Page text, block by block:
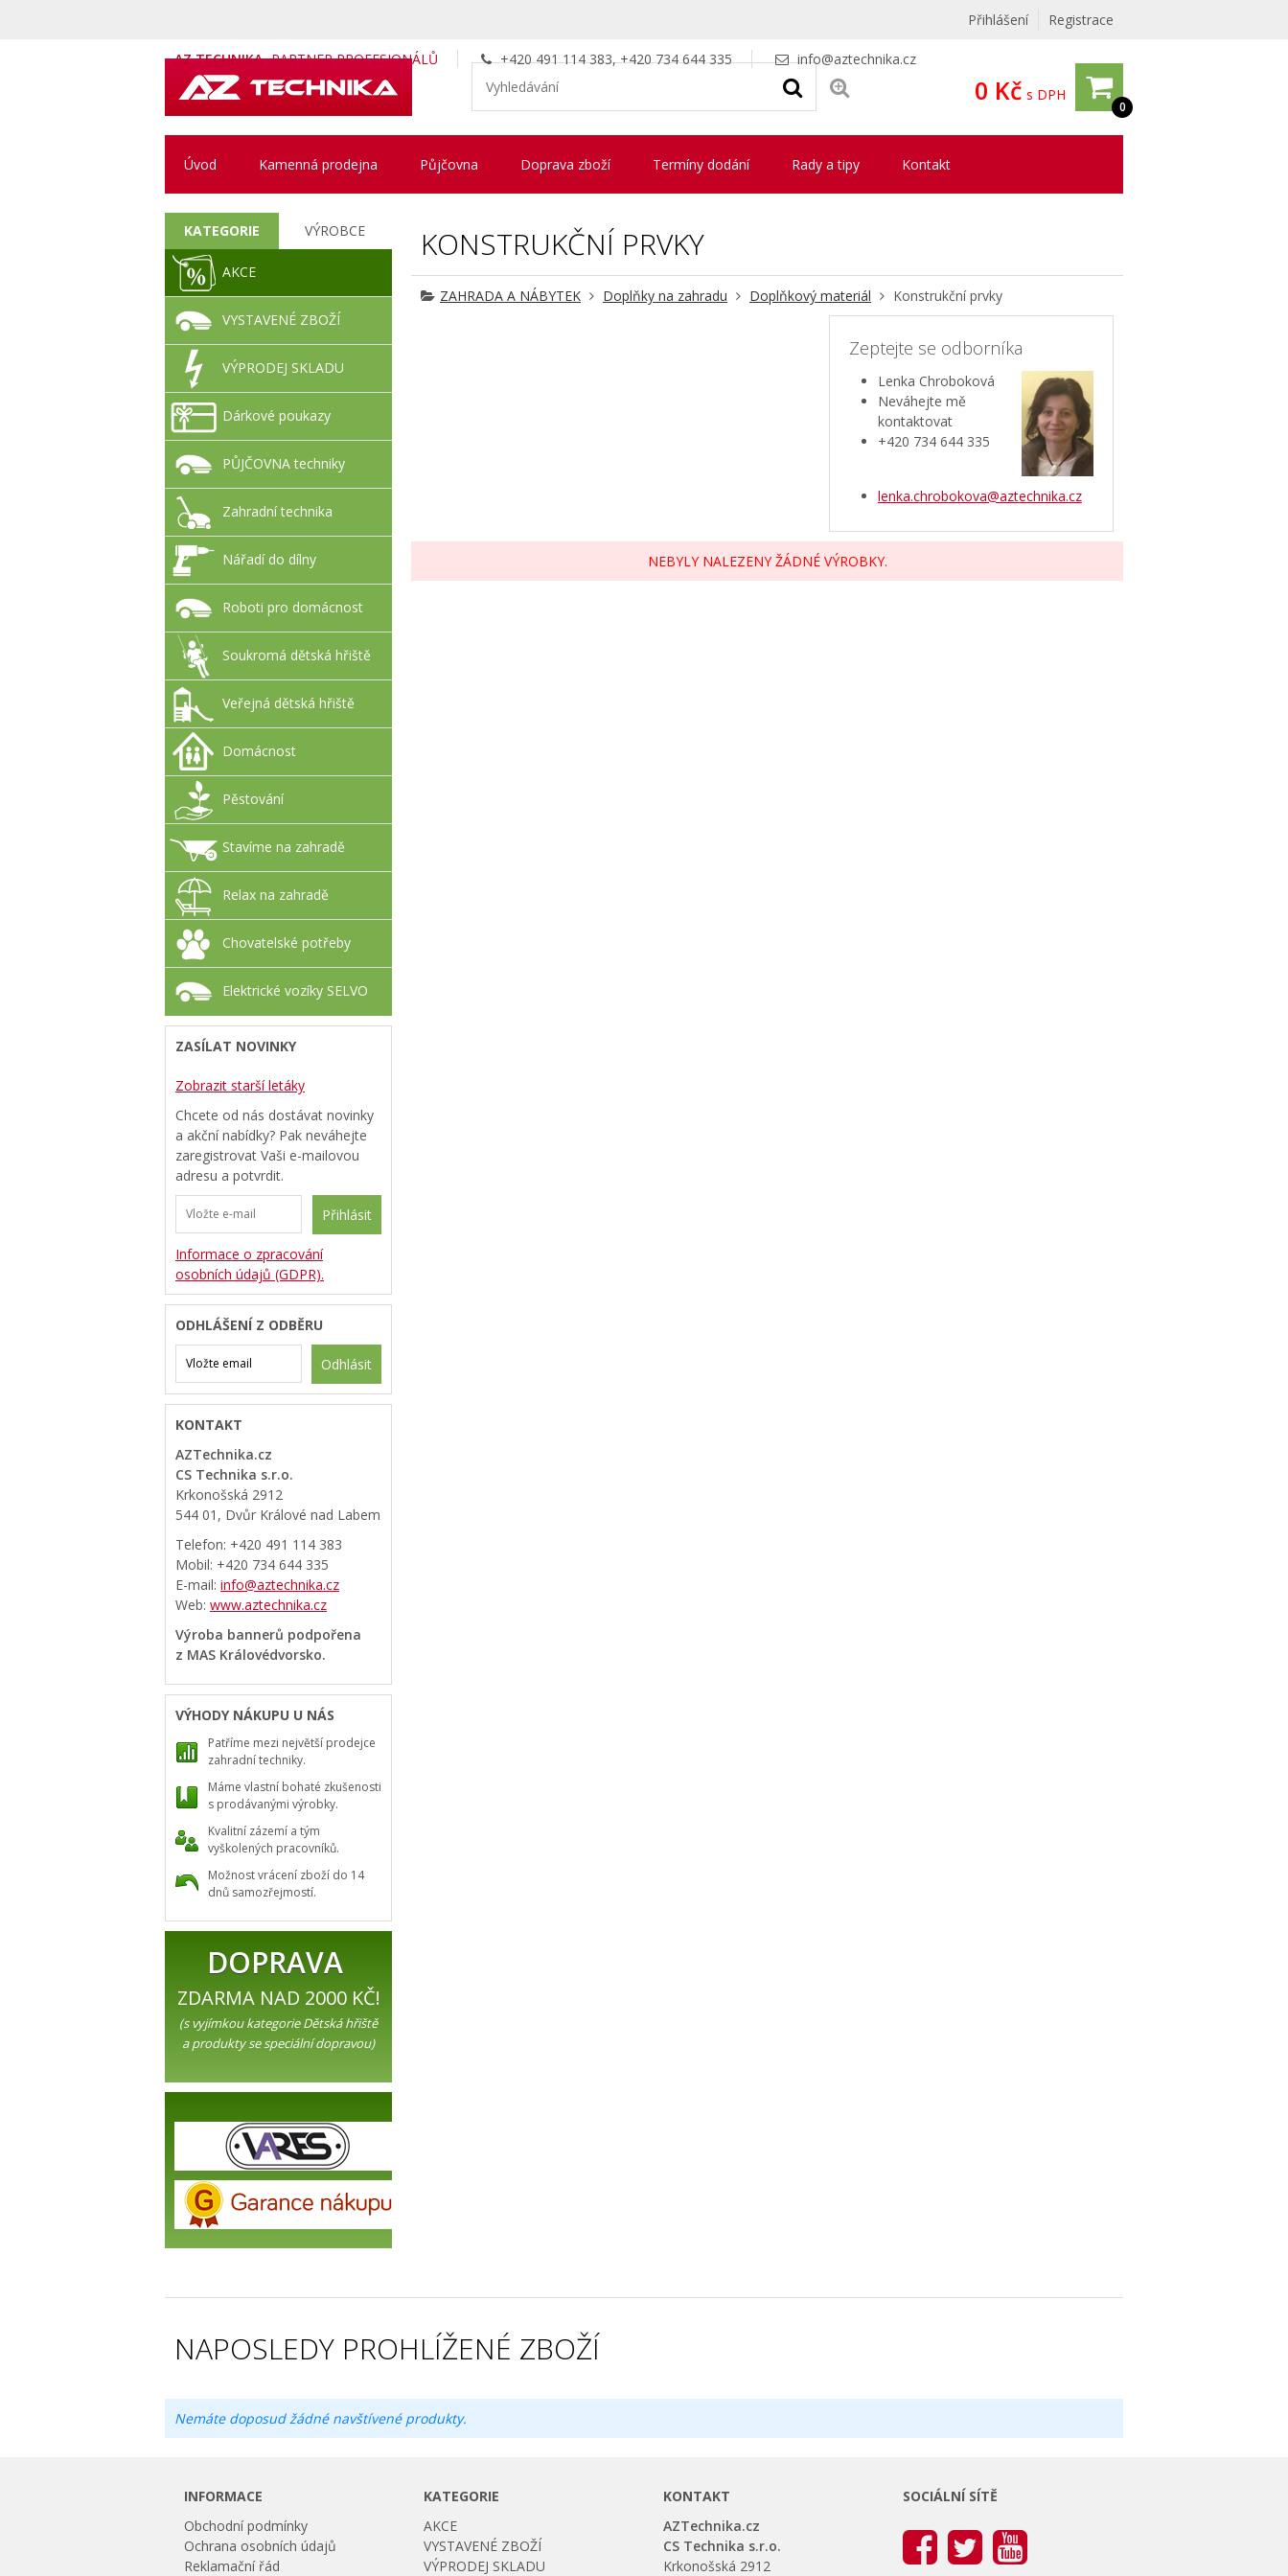
Přihlášení Registrace
AZ TECHNIKA PARTNER PROFESIONÁLŮ +420 491 114 383, +420 734 644 335 info@aztechnika.cz
0
0 Kč s DPH
Úvod Kamenná prodejna Půjčovna Doprava zboží Termíny dodání Rady a tipy Kontakt
KONSTRUKČNÍ PRVKY
ZAHRADA A NÁBYTEK Doplňky na zahradu Doplňkový materiál Konstrukční prvky
Zeptejte se odborníka
Lenka Chroboková
Neváhejte mě
kontaktovat
+420 734 644 335
lenka.chrobokova@aztechnika.cz
NEBYLY NALEZENY ŽÁDNÉ VÝROBKY.
KATEGORIE VÝROBCE
AKCE
VYSTAVENÉ ZBOŽÍ
VÝPRODEJ SKLADU
Dárkové poukazy
PŮJČOVNA techniky
Zahradní technika
Nářadí do dílny
Roboti pro domácnost
Soukromá dětská hřiště
Veřejná dětská hřiště
Domácnost
Pěstování
Stavíme na zahradě
Relax na zahradě
Chovatelské potřeby
Elektrické vozíky SELVO
ZASÍLAT NOVINKY
Zobrazit starší letáky
Chcete od nás dostávat novinky
a akční nabídky? Pak neváhejte
zaregistrovat Vaši e-mailovou
adresu a potvrdit.
Přihlásit
Informace o zpracování
osobních údajů (GDPR).
ODHLÁŠENÍ Z ODBĚRU
Odhlásit
KONTAKT
AZTechnika.cz
CS Technika s.r.o.
Krkonošská 2912
544 01, Dvůr Králové nad Labem
Telefon: +420 491 114 383
Mobil: +420 734 644 335
E-mail: info@aztechnika.cz
Web: www.aztechnika.cz
Výroba bannerů podpořena
z MAS Královédvorsko.
VÝHODY NÁKUPU U NÁS
Patříme mezi největší prodejce
zahradní techniky.
Máme vlastní bohaté zkušenosti
s prodávanými výrobky.
Kvalitní zázemí a tým
vyškolených pracovníků.
Možnost vrácení zboží do 14
dnů samozřejmostí.
DOPRAVA
ZDARMA NAD 2000 KČ!
(s vyjímkou kategorie Dětská hřiště
a produkty se speciální dopravou)
NAPOSLEDY PROHLÍŽENÉ ZBOŽÍ
Nemáte doposud žádné navštívené produkty.
INFORMACE
Obchodní podmínky
Ochrana osobních údajů
Reklamační řád
KATEGORIE
AKCE
VYSTAVENÉ ZBOŽÍ
VÝPRODEJ SKLADU
KONTAKT
AZTechnika.cz
CS Technika s.r.o.
Krkonošská 2912
SOCIÁLNÍ SÍTĚ